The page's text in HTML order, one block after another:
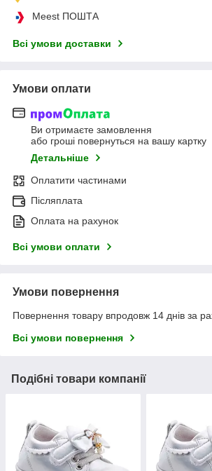
Meest ПОШТА
Всі умови доставки
Умови оплати
Ви отримаєте замовлення
або гроші повернуться на вашу картку
Детальніше
Оплатити частинами
Післяплата
Оплата на рахунок
Всі умови оплати
Умови повернення
Повернення товару впродовж 14 днів за
Всі умови повернення
Подібні товари компанії